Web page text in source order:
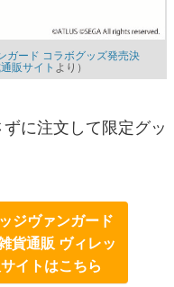
ガード コラボグッズ発売決
販サイト より）
に注文して限定グッ
ジヴァンガード
貨通販 ヴィレッ
イトはこちら